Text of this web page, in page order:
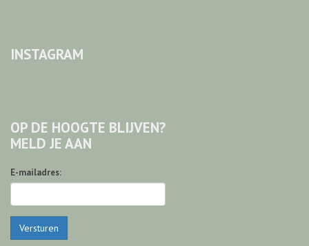
INSTAGRAM
OP DE HOOGTE BLIJVEN?
MELD JE AAN
E-mailadres:
Versturen